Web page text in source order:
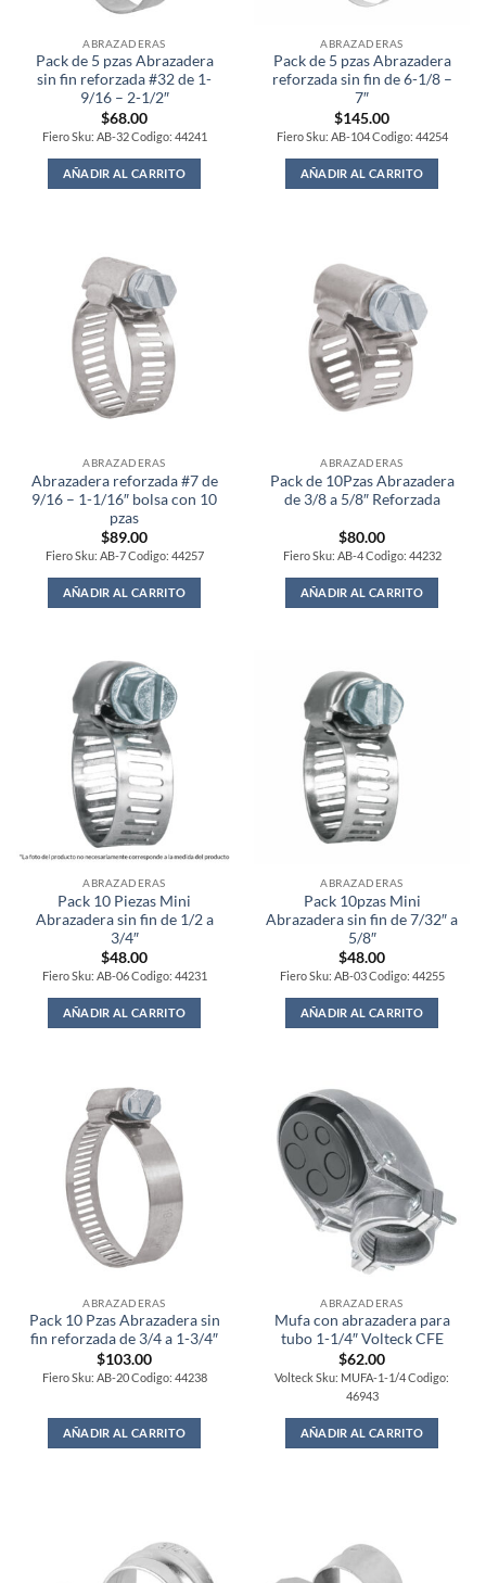
ABRAZADERAS
Pack de 5 pzas Abrazadera
sin fin reforzada #32 de 1-
9/16 – 2-1/2″
$68.00
Fiero Sku: AB-32 Codigo: 44241
AÑADIR AL CARRITO
ABRAZADERAS
Pack de 5 pzas Abrazadera
reforzada sin fin de 6-1/8 –
7″
$145.00
Fiero Sku: AB-104 Codigo: 44254
AÑADIR AL CARRITO
ABRAZADERAS
Abrazadera reforzada #7 de
9/16 – 1-1/16″ bolsa con 10
pzas
$89.00
Fiero Sku: AB-7 Codigo: 44257
AÑADIR AL CARRITO
ABRAZADERAS
Pack de 10Pzas Abrazadera
de 3/8 a 5/8″ Reforzada
$80.00
Fiero Sku: AB-4 Codigo: 44232
AÑADIR AL CARRITO
ABRAZADERAS
Pack 10 Piezas Mini
Abrazadera sin fin de 1/2 a
3/4″
$48.00
Fiero Sku: AB-06 Codigo: 44231
AÑADIR AL CARRITO
ABRAZADERAS
Pack 10pzas Mini
Abrazadera sin fin de 7/32″ a
5/8″
$48.00
Fiero Sku: AB-03 Codigo: 44255
AÑADIR AL CARRITO
ABRAZADERAS
Pack 10 Pzas Abrazadera sin
fin reforzada de 3/4 a 1-3/4″
$103.00
Fiero Sku: AB-20 Codigo: 44238
AÑADIR AL CARRITO
ABRAZADERAS
Mufa con abrazadera para
tubo 1-1/4″ Volteck CFE
$62.00
Volteck Sku: MUFA-1-1/4 Codigo:
46943
AÑADIR AL CARRITO